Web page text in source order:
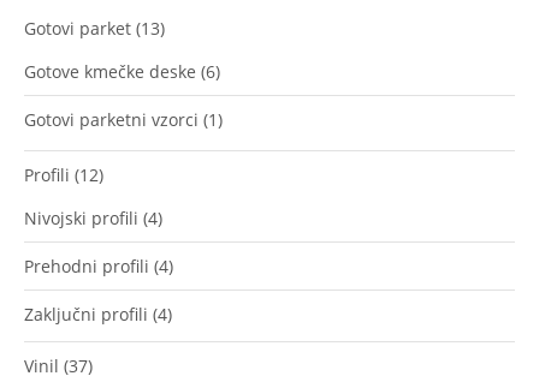
Gotovi parket (13)
Gotove kmečke deske (6)
Gotovi parketni vzorci (1)
Profili (12)
Nivojski profili (4)
Prehodni profili (4)
Zaključni profili (4)
Vinil (37)